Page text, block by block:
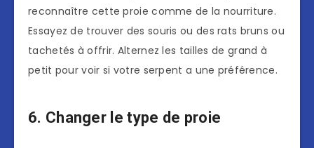
reconnaître cette proie comme de la nourriture.
Essayez de trouver des souris ou des rats bruns ou
tachetés à offrir. Alternez les tailles de grand à
petit pour voir si votre serpent a une préférence.
6. Changer le type de proie